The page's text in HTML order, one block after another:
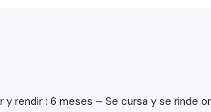
rendir : 6 meses – Se cursa y se rinde